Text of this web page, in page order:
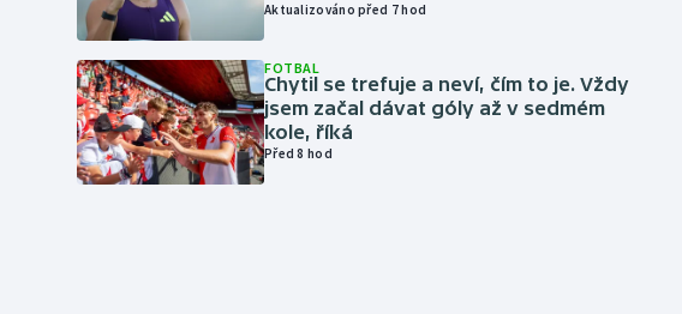
Aktualizováno před 7 hod
FOTBAL
Chytil se trefuje a neví, čím to je. Vždy
jsem začal dávat góly až v sedmém
kole, říká
Před 8 hod